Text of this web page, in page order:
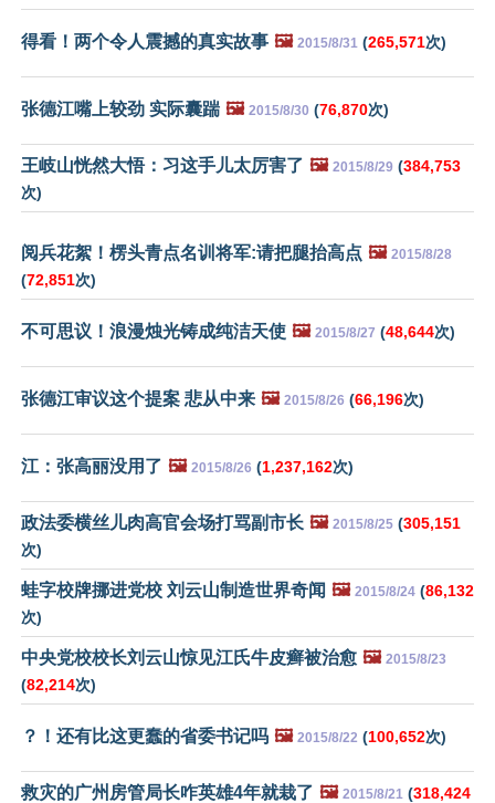
得看！两个令人震撼的真实故事 🖼️ 2015/8/31 (265,571次)
张德江嘴上较劲 实际囊踹 🖼️ 2015/8/30 (76,870次)
王岐山恍然大悟：习这手儿太厉害了 🖼️ 2015/8/29 (384,753
次)
阅兵花絮！楞头青点名训将军:请把腿抬高点 🖼️ 2015/8/28
(72,851次)
不可思议！浪漫烛光铸成纯洁天使 🖼️ 2015/8/27 (48,644次)
张德江审议这个提案 悲从中来 🖼️ 2015/8/26 (66,196次)
江：张高丽没用了 🖼️ 2015/8/26 (1,237,162次)
政法委横丝儿肉高官会场打骂副市长 🖼️ 2015/8/25 (305,151
次)
蛙字校牌挪进党校 刘云山制造世界奇闻 🖼️ 2015/8/24 (86,132
次)
中央党校校长刘云山惊见江氏牛皮癣被治愈 🖼️ 2015/8/23
(82,214次)
？！还有比这更蠢的省委书记吗 🖼️ 2015/8/22 (100,652次)
救灾的广州房管局长咋英雄4年就栽了 🖼️ 2015/8/21 (318,424